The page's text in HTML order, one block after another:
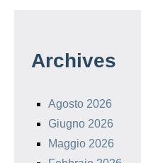
Archives
Agosto 2026
Giugno 2026
Maggio 2026